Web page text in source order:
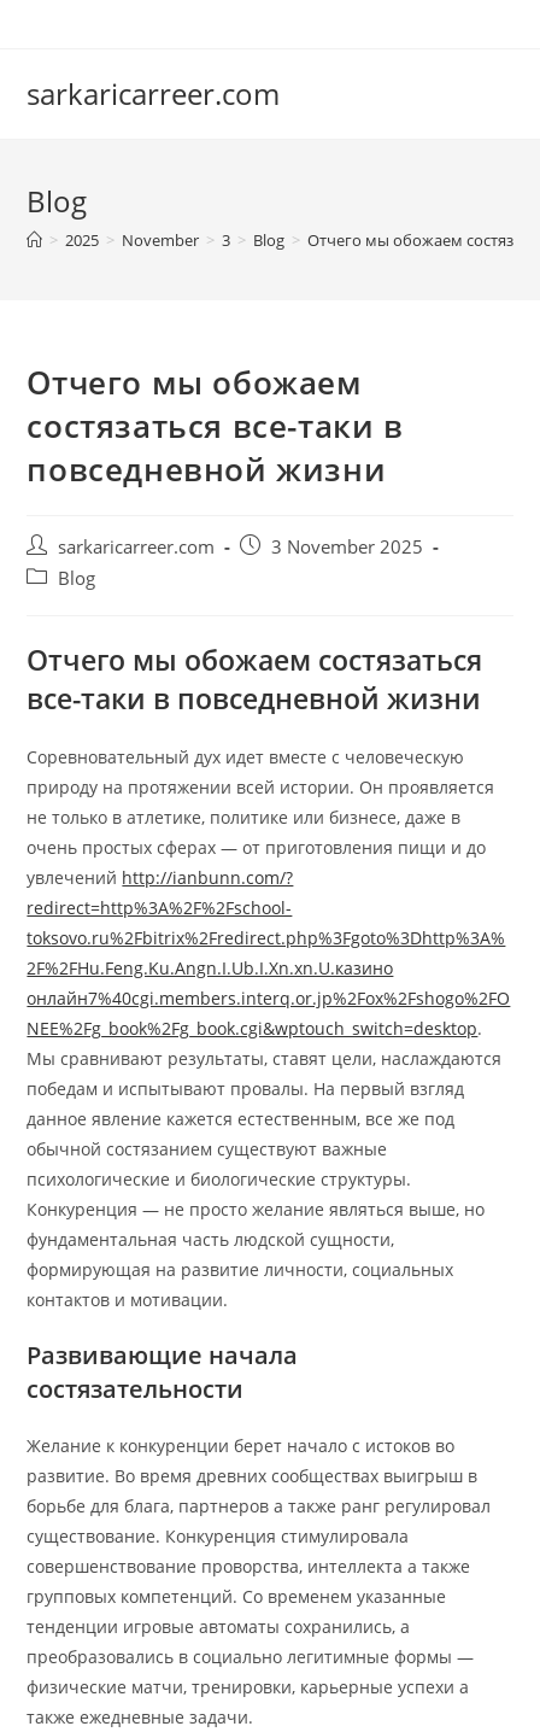
sarkaricarreer.com
Blog
> 2025 > November > 3 > Blog > Отчего мы обожаем
Отчего мы обожаем
состязаться все-таки в
повседневной жизни
Post
author:
sarkaricarreer.com
Post3 November 2025
PostBlog
Отчего мы обожаем состязаться
все-таки в повседневной жизни
Соревновательный дух идет вместе с человеческую
природу на протяжении всей истории. Он проявляется
не только в атлетике, политике или бизнесе, даже в
очень простых сферах — от приготовления пищи и до
увлечений http://ianbunn.com/?
redirect=http%3A%2F%2Fschool-
toksovo.ru%2Fbitrix%2Fredirect.php%3Fgoto%3Dhttp%3A%
2F%2FHu.Feng.Ku.Angn.I.Ub.I.Xn.xn.U.казино
онлайн7%40cgi.members.interq.or.jp%2Fox%2Fshogo%2FO
NEE%2Fg_book%2Fg_book.cgi&wptouch_switch=desktop.
Мы сравнивают результаты, ставят цели, наслаждаются
победам и испытывают провалы. На первый взгляд
данное явление кажется естественным, все же под
обычной состязанием существуют важные
психологические и биологические структуры.
Конкуренция — не просто желание являться выше, но
фундаментальная часть людской сущности,
формирующая на развитие личности, социальных
контактов и мотивации.
Развивающие начала
состязательности
Желание к конкуренции берет начало с истоков во
развитие. Во время древних сообществах выигрыш в
борьбе для блага, партнеров а также ранг регулировал
существование. Конкуренция стимулировала
совершенствование проворства, интеллекта а также
групповых компетенций. Со временем указанные
тенденции игровые автоматы сохранились, а
преобразовались в социально легитимные формы —
физические матчи, тренировки, карьерные успехи а
также ежедневные задачи.